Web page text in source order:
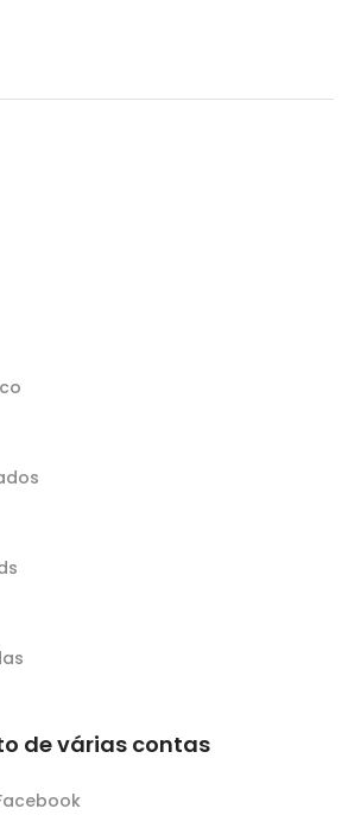
de várias contas